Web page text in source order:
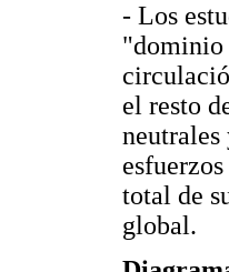
- Los
"dominio
el resto
neutrales
total de
global.